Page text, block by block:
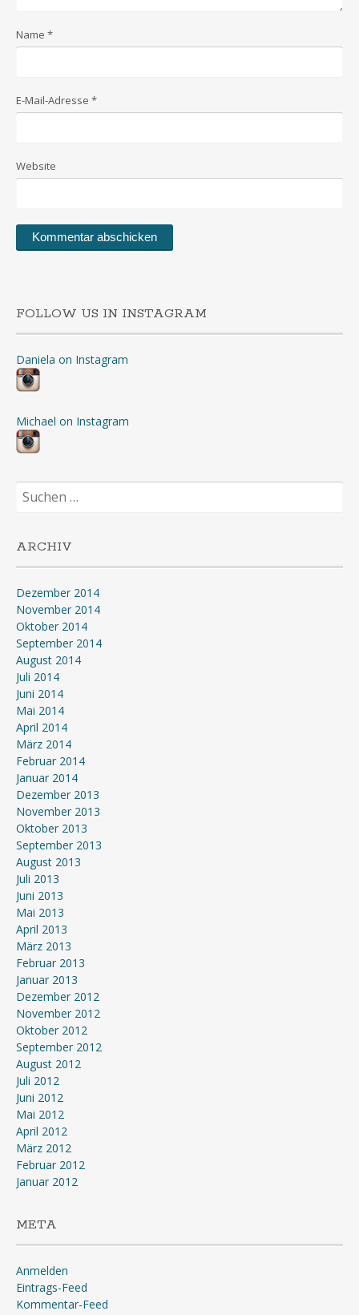
Name *
E-Mail-Adresse *
Website
FOLLOW US IN INSTAGRAM
Daniela on Instagram
Michael on Instagram
Suchen
nach:
ARCHIV
Dezember 2014
November 2014
Oktober 2014
September 2014
August 2014
Juli 2014
Juni 2014
Mai 2014
April 2014
März 2014
Februar 2014
Januar 2014
Dezember 2013
November 2013
Oktober 2013
September 2013
August 2013
Juli 2013
Juni 2013
Mai 2013
April 2013
März 2013
Februar 2013
Januar 2013
Dezember 2012
November 2012
Oktober 2012
September 2012
August 2012
Juli 2012
Juni 2012
Mai 2012
April 2012
März 2012
Februar 2012
Januar 2012
META
Anmelden
Eintrags-Feed
Kommentar-Feed